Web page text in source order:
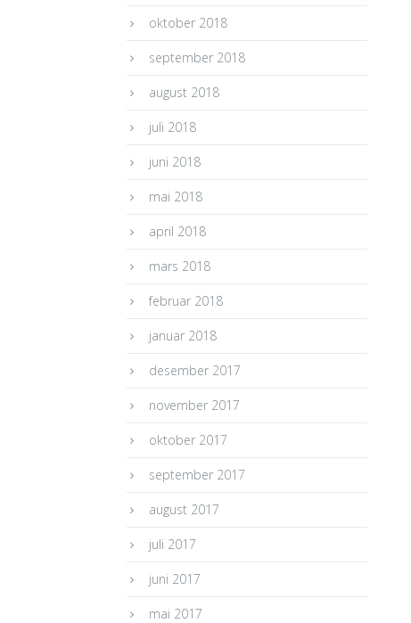
oktober 2018
september 2018
august 2018
juli 2018
juni 2018
mai 2018
april 2018
mars 2018
februar 2018
januar 2018
desember 2017
november 2017
oktober 2017
september 2017
august 2017
juli 2017
juni 2017
mai 2017